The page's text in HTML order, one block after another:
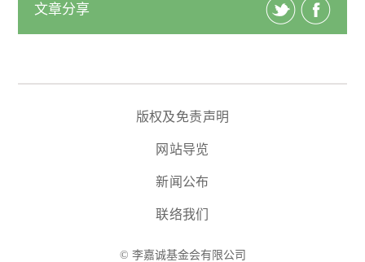
文章分享
版权及免责声明
网站导览
新闻公布
联络我们
© 李嘉诚基金会有限公司